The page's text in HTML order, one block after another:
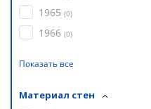
1965 (0)
1966 (0)
Показать все
Материал стен